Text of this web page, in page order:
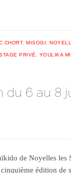
CHORT,MISOGI ,
PRIVÉ YOULIKA
du 6 au 8
de Noyelles les
édition de